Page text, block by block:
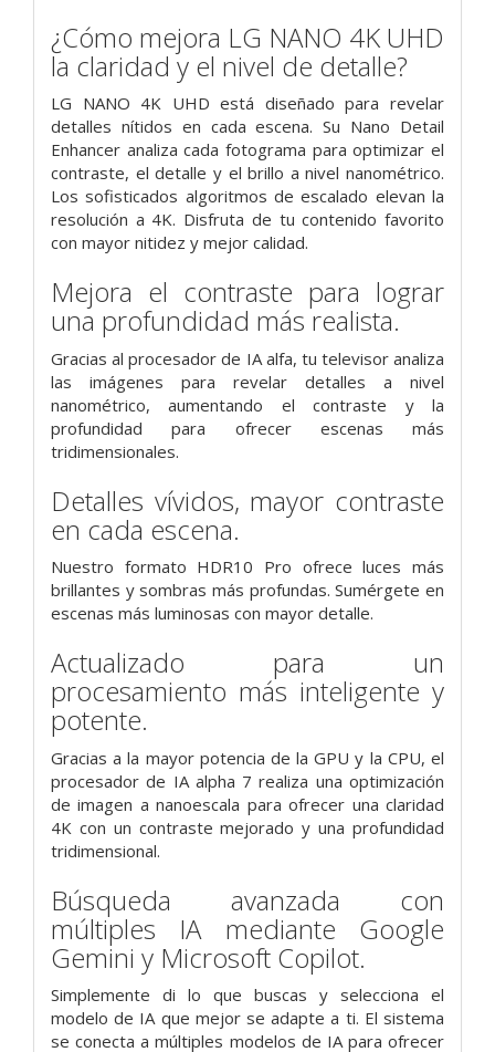
¿Cómo mejora LG NANO 4K UHD
la claridad y el nivel de detalle?
LG NANO 4K UHD está diseñado para revelar
detalles nítidos en cada escena. Su Nano Detail
Enhancer analiza cada fotograma para optimizar el
contraste, el detalle y el brillo a nivel nanométrico.
Los sofisticados algoritmos de escalado elevan la
resolución a 4K. Disfruta de tu contenido favorito
con mayor nitidez y mejor calidad.
Mejora el contraste para lograr
una profundidad más realista.
Gracias al procesador de IA alfa, tu televisor analiza
las imágenes para revelar detalles a nivel
nanométrico, aumentando el contraste y la
profundidad para ofrecer escenas más
tridimensionales.
Detalles vívidos, mayor contraste
en cada escena.
Nuestro formato HDR10 Pro ofrece luces más
brillantes y sombras más profundas. Sumérgete en
escenas más luminosas con mayor detalle.
Actualizado para un
procesamiento más inteligente y
potente.
Gracias a la mayor potencia de la GPU y la CPU, el
procesador de IA alpha 7 realiza una optimización
de imagen a nanoescala para ofrecer una claridad
4K con un contraste mejorado y una profundidad
tridimensional.
Búsqueda avanzada con
múltiples IA mediante Google
Gemini y Microsoft Copilot.
Simplemente di lo que buscas y selecciona el
modelo de IA que mejor se adapte a ti. El sistema
se conecta a múltiples modelos de IA para ofrecer